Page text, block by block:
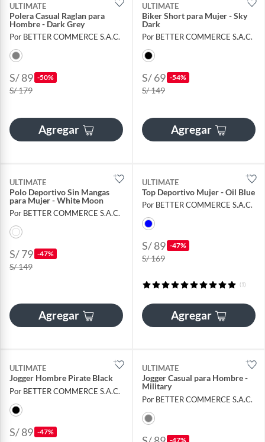
ULTIMATE
Polera Casual Raglan para
Hombre - Dark Grey
Por BETTER COMMERCE S.A.C.
S/ 89 -50%
S/ 179
Agregar
ULTIMATE
Biker Short para Mujer - Sky
Dark
Por BETTER COMMERCE S.A.C.
S/ 69 -54%
S/ 149
Agregar
ULTIMATE
Polo Deportivo Sin Mangas
para Mujer - White Moon
Por BETTER COMMERCE S.A.C.
S/ 79 -47%
S/ 149
Agregar
ULTIMATE
Top Deportivo Mujer - Oil Blue
Por BETTER COMMERCE S.A.C.
S/ 89 -47%
S/ 169
(1)
Agregar
ULTIMATE
Jogger Hombre Pirate Black
Por BETTER COMMERCE S.A.C.
S/ 89 -47%
ULTIMATE
Jogger Casual para Hombre -
Military
Por BETTER COMMERCE S.A.C.
-47%